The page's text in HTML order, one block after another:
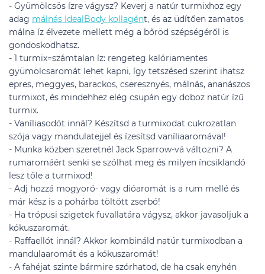
- Gyümölcsös ízre vágysz? Keverj a natúr turmixhoz egy
adag málnás IdealBody kollagént, és az üdítően zamatos
málna íz élvezete mellett még a bőröd szépségéről is
gondoskodhatsz.
- 1 turmix=számtalan íz: rengeteg kalóriamentes
gyümölcsaromát lehet kapni, így tetszésed szerint ihatsz
epres, meggyes, barackos, cseresznyés, málnás, ananászos
turmixot, és mindehhez elég csupán egy doboz natúr ízű
turmix.
- Vaníliasodót innál? Készítsd a turmixodat cukrozatlan
szója vagy mandulatejjel és ízesítsd vaníliaaromával!
- Munka közben szeretnél Jack Sparrow-vá változni? A
rumaromáért senki se szólhat meg és milyen íncsiklandó
lesz tőle a turmixod!
- Adj hozzá mogyoró- vagy dióaromát is a rum mellé és
már kész is a pohárba töltött zserbó!
- Ha trópusi szigetek fuvallatára vágysz, akkor javasoljuk a
kókuszaromát.
- Raffaellót innál? Akkor kombináld natúr turmixodban a
mandulaaromát és a kókuszaromát!
- A fahéjat szinte bármire szórhatod, de ha csak enyhén